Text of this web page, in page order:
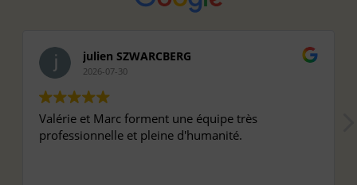
julien SZWARCBERG
2026-07-30
Valérie et Marc forment une équipe très
professionnelle et pleine d'humanité.